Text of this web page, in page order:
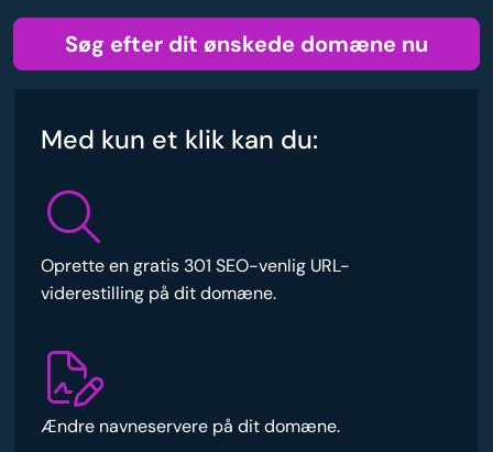
Søg efter dit ønskede domæne nu
Med kun et klik kan du:
Oprette en gratis 301 SEO-venlig URL-
viderestilling på dit domæne.
Ændre navneservere på dit domæne.